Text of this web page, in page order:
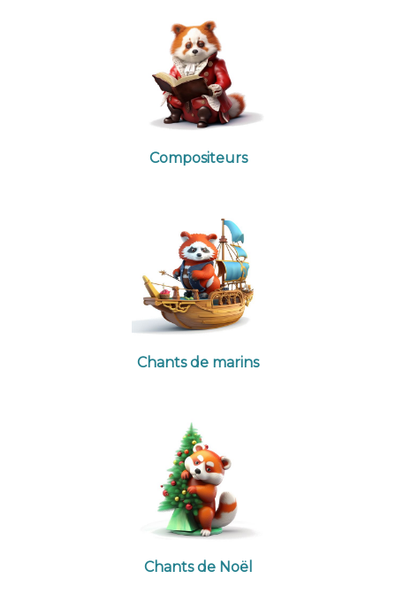
Compositeurs
Chants de marins
Chants de Noël